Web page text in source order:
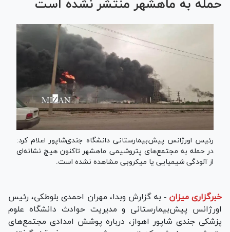
حمله به ماهشهر منتشر نشده است
رئیس اورژانس پیش‌بیمارستانی دانشگاه جندی‌شاپور اعلام کرد:
در حمله به مجتمع‌های پتروشیمی ماهشهر تاکنون هیچ نشانه‌ای
از آلودگی شیمیایی یا میکروبی مشاهده نشده است.
خبرگزاری میزان - به گزارش وبدا، مهران احمدی بلوطکی، رئیس
اورژانس پیش‌بیمارستانی و مدیریت حوادث دانشگاه علوم
پزشکی جندی شاپور اهواز، درباره پوشش امدادی مجتمع‌های